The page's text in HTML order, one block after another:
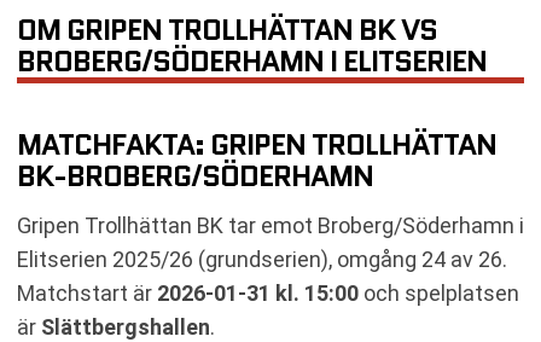
RESONEMANG KRING ODDS OCH VINSTCHANS
(UTAN ATT LISTA ODDSTAL)
KOMMANDE MATCHER EFTER OMGÅNG 24
VS BROBERG/SÖDERHAMN
SENASTE RESULTAT GRIPEN TROLLHÄTTAN BK
RESULTAT INBÖRDES MÖTEN
TABELL
RELATERADE NYHETER
OM GRIPEN TROLLHÄTTAN BK VS
BROBERG/SÖDERHAMN I ELITSERIEN
MATCHFAKTA: GRIPEN TROLLHÄTTAN
BK-BROBERG/SÖDERHAMN
Gripen Trollhättan BK tar emot Broberg/Söderhamn i
Elitserien 2025/26 (grundserien), omgång 24 av 26.
Matchstart är 2026-01-31 kl. 15:00 och spelplatsen
är Slättbergshallen.